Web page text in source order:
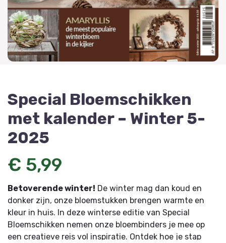
Special Bloemschikken
met kalender – Winter 5-
2025
€ 5,99
Betoverende winter! De winter mag dan koud en
donker zijn, onze bloemstukken brengen warmte en
kleur in huis. In deze winterse editie van Special
Bloemschikken nemen onze bloembinders je mee op
een creatieve reis vol inspiratie. Ontdek hoe je stap